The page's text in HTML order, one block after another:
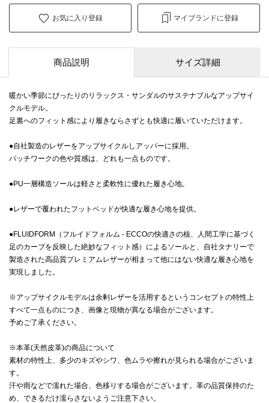
お気に入り登録 マイブランドに登録
商品説明 サイズ詳細
暖かい季節にぴったりのリラックス・サンダルのサステナブルなアップサイ
クルモデル。
足裏へのフィット感により履きならさずとも快適に履いていただけます。
●自社製造のレザーをアップサイクルしアッパーに採用。
パッチワークの色や質感は、どれも一点ものです。
●PU一層構造ソールは軽さと柔軟性に優れた履き心地。
●レザーで覆われたフットベッドが快適な履き心地を提供。
●FLUIDFORM（フルイドフォルム - ECCOの快適さの核、人間工学に基づく
足のカーブを反映した絶妙なフィット感）によるソールと、自社タナリーで
製造された高品質プレミアムレザーが相まって他にはない快適な履き心地を
実現しました。
※アップサイクルモデルは余剰レザーを活用するというコンセプトの特性上
すべて一点ものにつき、画像と現物が異なる場合がございます。
予めご了承ください。
※本革(天然皮革)の商品について
素材の特性上、多少のキズやシワ、色ムラや擦れが見られる場合がございま
す。
汗や雨などで濡れた場合、色移りする場合がございます。革の品質保持のた
め、できるだけ濡らさないようご注意下さい。